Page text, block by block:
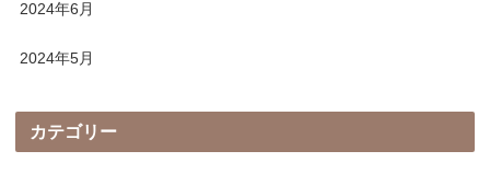
2024年6月
2024年5月
カテゴリー